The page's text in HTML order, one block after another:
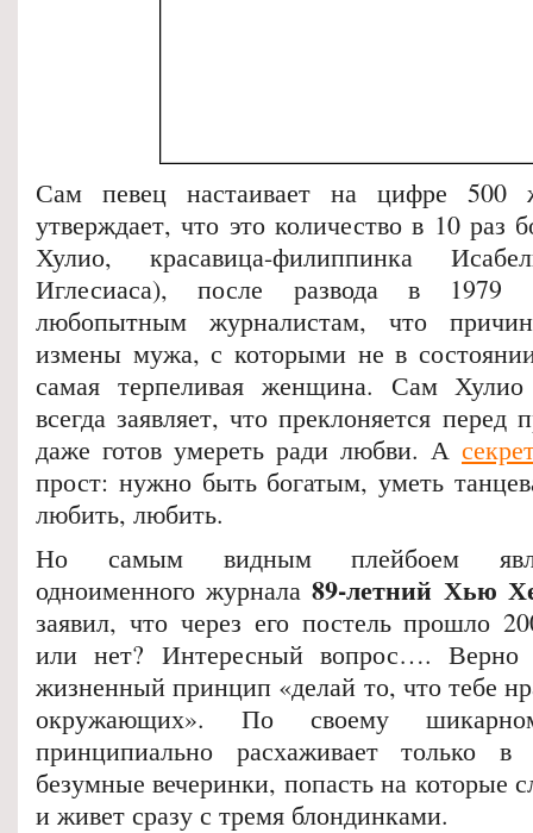
Сам певец настаивает на цифре
утверждает, что это количество в 10 раз
Хулио, красавица-филиппинка
Иглесиаса), после развода в 1979
любопытным журналистам, что
измены мужа, с которыми не в
самая терпеливая женщина. Сам
всегда заявляет, что преклоняется
даже готов умереть ради любви. А
прост: нужно быть богатым, уметь
любить, любить.
Но самым видным плейбоем
одноименного журнала89-летний Хью
заявил, что через его постель прошло
или нет? Интересный вопрос…. Верно
жизненный принцип «делай то, что тебе
окружающих». По своему
принципиально расхаживает только в
безумные вечеринки, попасть на которые
и живет сразу с тремя блондинками.